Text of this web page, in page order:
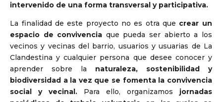
intervenido de una forma transversal y participativa.
La finalidad de este proyecto no es otra que crear un
espacio de convivencia que pueda ser abierto a los
vecinos y vecinas del barrio, usuarios y usuarias de La
Clandestina y cualquier persona que desee conocer y
aprender sobre la naturaleza, sostenibilidad y
biodiversidad a la vez que se fomenta la convivencia
social y vecinal. Para ello, organizamos jornadas